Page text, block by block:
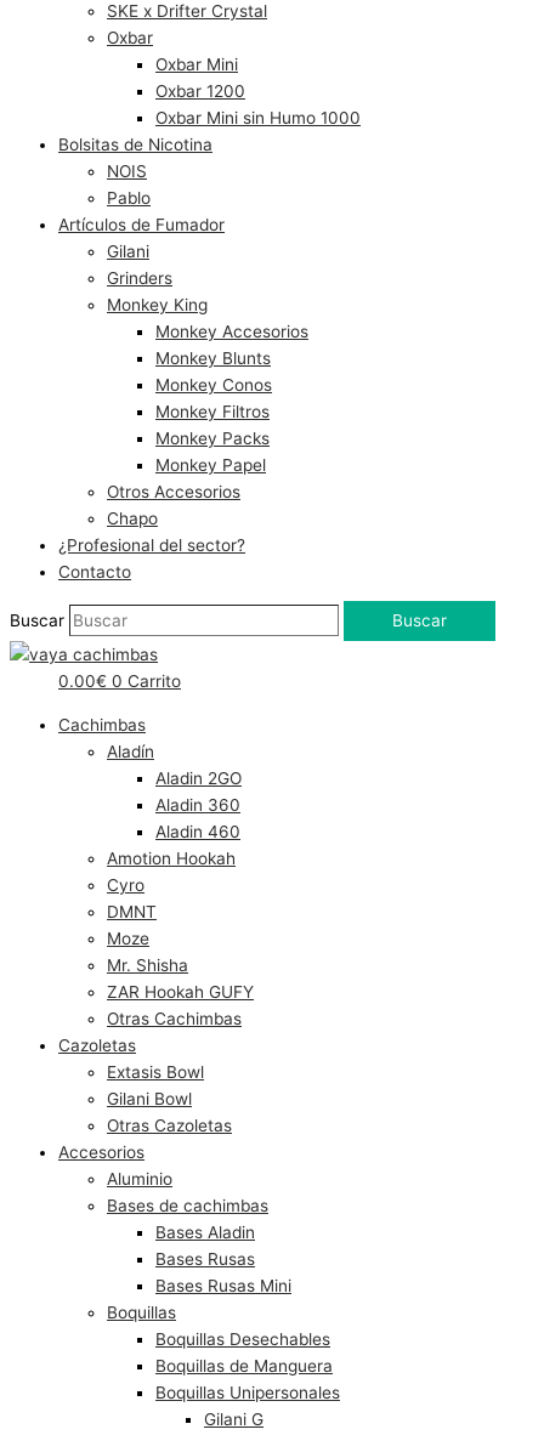
SKE x Drifter Crystal
Oxbar
Oxbar Mini
Oxbar 1200
Oxbar Mini sin Humo 1000
Bolsitas de Nicotina
NOIS
Pablo
Artículos de Fumador
Gilani
Grinders
Monkey King
Monkey Accesorios
Monkey Blunts
Monkey Conos
Monkey Filtros
Monkey Packs
Monkey Papel
Otros Accesorios
Chapo
¿Profesional del sector?
Contacto
Buscar Buscar
0.00€ 0 Carrito
Cachimbas
Aladín
Aladin 2GO
Aladin 360
Aladin 460
Amotion Hookah
Cyro
DMNT
Moze
Mr. Shisha
ZAR Hookah GUFY
Otras Cachimbas
Cazoletas
Extasis Bowl
Gilani Bowl
Otras Cazoletas
Accesorios
Aluminio
Bases de cachimbas
Bases Aladin
Bases Rusas
Bases Rusas Mini
Boquillas
Boquillas Desechables
Boquillas de Manguera
Boquillas Unipersonales
Gilani G